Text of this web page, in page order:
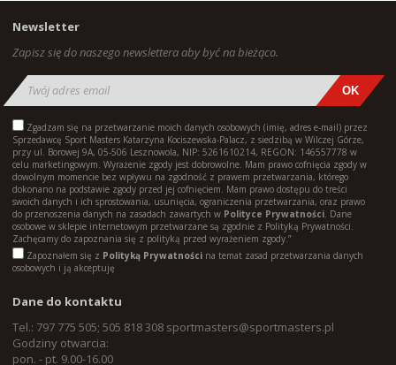
Newsletter
Zapisz się do naszego newslettera aby być na bieżąco.
Zgadzam się na przetwarzanie moich danych osobowych (imię, adres e-mail) przez
Sprzedawcę Sport Masters Katarzyna Kociszewska-Palacz, z siedzibą w Wilczej Górze,
przy ul. Borowej 9A, 05-506 Lesznowola, NIP: 5261610214, REGON: 146557778 w
celu marketingowym. Wyrażenie zgody jest dobrowolne. Mam prawo cofnięcia zgody w
dowolnym momencie bez wpływu na zgodność z prawem przetwarzania, którego
dokonano na podstawie zgody przed jej cofnięciem. Mam prawo dostępu do treści
swoich danych i ich sprostowania, usunięcia, ograniczenia przetwarzania, oraz prawo
do przenoszenia danych na zasadach zawartych w Polityce Prywatności. Dane
osobowe w sklepie internetowym przetwarzane są zgodnie z Polityką Prywatności.
Zachęcamy do zapoznania się z polityką przed wyrażeniem zgody.”
Zapoznałem się z Polityką Prywatności na temat zasad przetwarzania danych
osobowych i ją akceptuję
Dane do kontaktu
Tel.: 797 775 505; 505 818 308 sportmasters@sportmasters.pl
Godziny otwarcia:
pon. - pt. 9.00-16.00